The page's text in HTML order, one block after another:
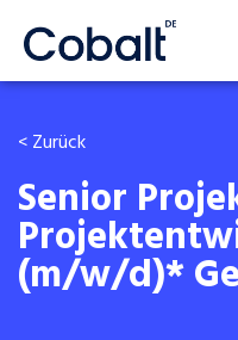
< Zurück
Senior
(m/w/d)*